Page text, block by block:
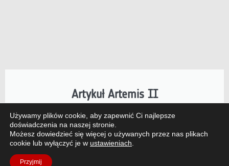
Artykuł Artemis II
Misja NASA Artemis II, napędzana przez Europejski
Moduł Serwisowy ESA (ESM), wyniosła ludzi dalej
niż kiedykolwiek wcześniej.
Używamy plików cookie, aby zapewnić Ci najlepsze
doświadczenia na naszej stronie.
Możesz dowiedzieć się więcej o używanych przez nas plikach
cookie lub wyłączyć je w ustawieniach
Przyjmij